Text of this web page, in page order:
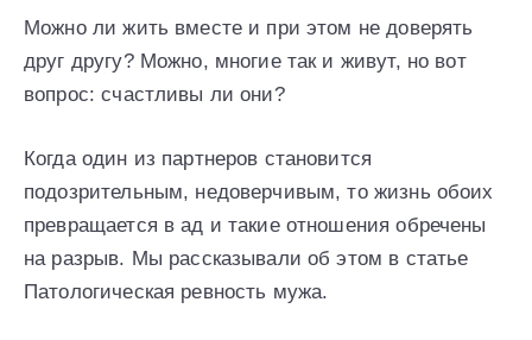
Можно ли жить вместе и при этом не доверять
друг другу? Можно, многие так и живут, но вот
вопрос: счастливы ли они?
Когда один из партнеров становится
подозрительным, недоверчивым, то жизнь обоих
превращается в ад и такие отношения обречены
на разрыв. Мы рассказывали об этом в статье
Патологическая ревность мужа.